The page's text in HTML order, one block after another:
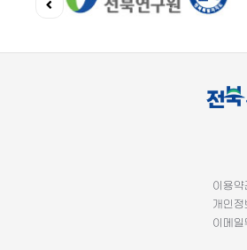
이용약
개인정
이메